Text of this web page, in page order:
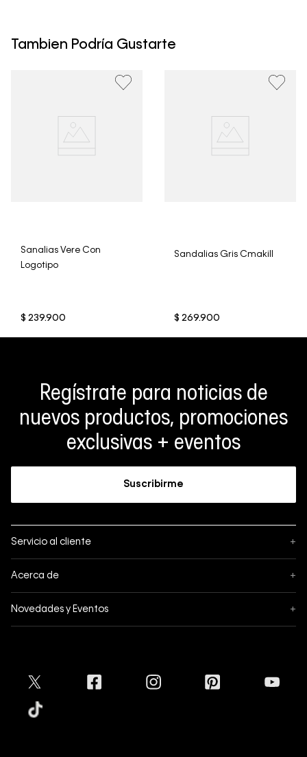
un período de 30 días calendario tras la recepción.
clientes, no aceptamos devoluciones en ropa interior y
Tambien Podría Gustarte
Sanalias Vere Con
Logotipo
$ 239.900
Sandalias Gris Cmakill
$ 269.900
Regístrate para noticias de
nuevos productos, promociones
exclusivas + eventos
Suscribirme
Servicio al cliente +
Mis pedidos
Formas de pago
Envíos
Tiendas
Acerca de +
Política de privacidad
Novedades y Eventos +
Cyber Lunes
Mapa del sitio